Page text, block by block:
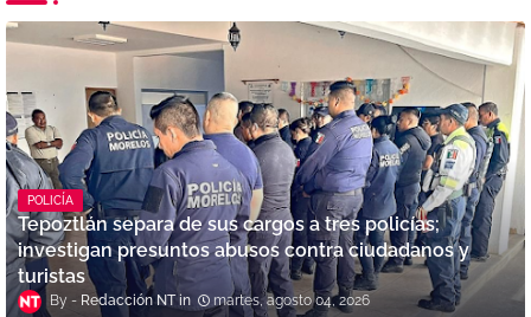
POLICÍA
Tepoztlán separa de sus cargos a tres policías;
investigan presuntos abusos contra ciudadanos y
turistas
Redacción NT martes, agosto 04, 2026